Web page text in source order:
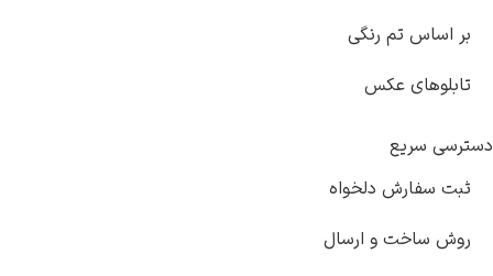
تم رنگی
عکس
سریع
دلخواه
و ارسال